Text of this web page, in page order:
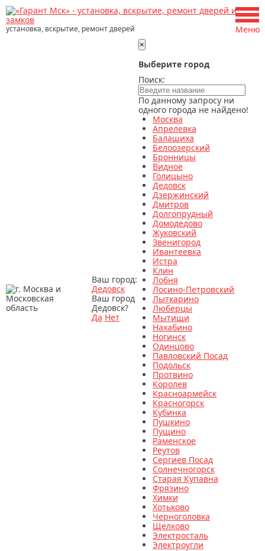
установка, вскрытие, ремонт дверей
Ваш город:
Дедовск
Ваш город
Дедовск?
Да Нет
×
Выберите город
Поиск:
По данному запросу ни
одного города не найдено!
Москва
Апрелевка
Балашиха
Белоозерский
Бронницы
Видное
Голицыно
Дедовск
Дзержинский
Дмитров
Долгопрудный
Домодедово
Жуковский
Звенигород
Ивантеевка
Истра
Клин
Лобня
Лосино-Петровский
Лыткарино
Люберцы
Мытищи
Нахабино
Ногинск
Одинцово
Павловский Посад
Подольск
Протвино
Королев
Красноармейск
Красногорск
Кубинка
Пушкино
Пущино
Раменское
Реутов
Сергиев Посад
Солнечногорск
Старая Купавна
Фрязино
Химки
Хотьково
Черноголовка
Щелково
Электросталь
Электроугли
Меню